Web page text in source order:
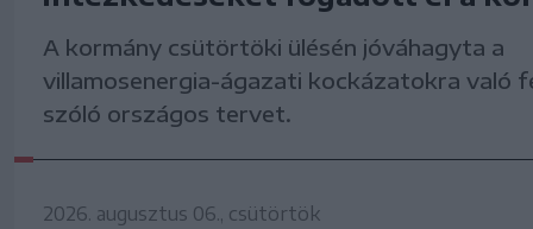
A kormány csütörtöki ülésén jóváhagyta a
villamosenergia-ágazati kockázatokra való
szóló országos tervet.
2026. augusztus 06., csütörtök